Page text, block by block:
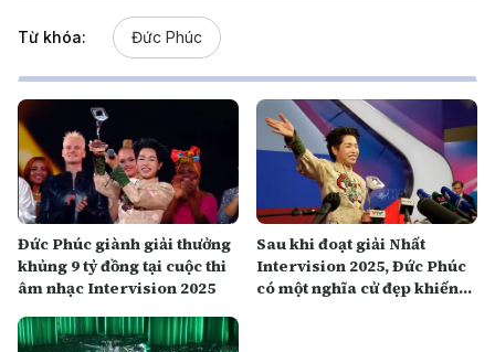
Từ khóa: Đức Phúc
Đức Phúc giành giải thưởng
khủng 9 tỷ đồng tại cuộc thi
âm nhạc Intervision 2025
Sau khi đoạt giải Nhất
Intervision 2025, Đức Phúc
có một nghĩa cử đẹp khiến